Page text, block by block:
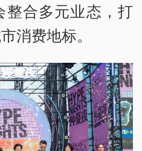
合多元业态，打
消费地标。